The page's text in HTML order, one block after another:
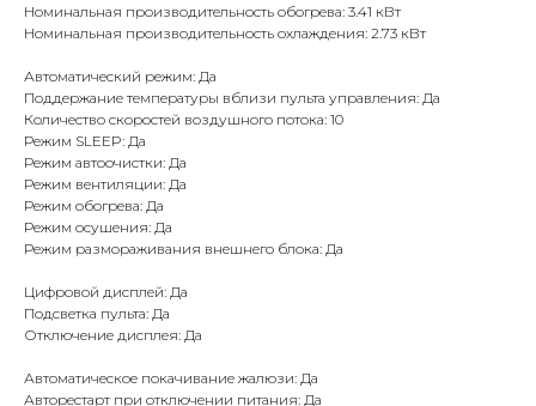
Номинальная производительность обогрева: 3.41 кВт
Номинальная производительность охлаждения: 2.73 кВт
Автоматический режим: Да
Поддержание температуры вблизи пульта управления: Да
Количество скоростей воздушного потока: 10
Режим SLEEP: Да
Режим автоочистки: Да
Режим вентиляции: Да
Режим обогрева: Да
Режим осушения: Да
Режим размораживания внешнего блока: Да
Цифровой дисплей: Да
Подсветка пульта: Да
Отключение дисплея: Да
Автоматическое покачивание жалюзи: Да
Авторестарт при отключении питания: Да